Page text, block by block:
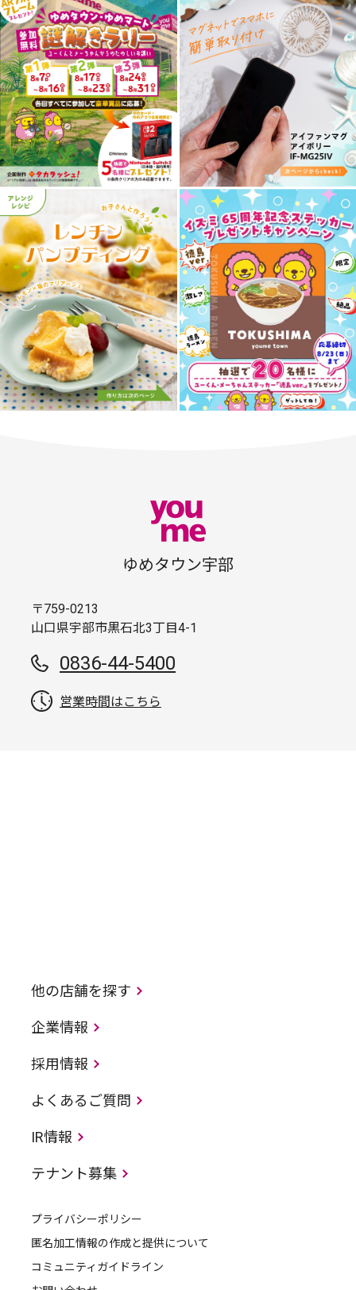
ゆめタウン宇部
〒759-0213
山口県宇部市黒石北3丁目4-1
0836-44-5400
営業時間はこちら
他の店舗を探す
企業情報
採用情報
よくあるご質問
IR情報
テナント募集
プライバシーポリシー
匿名加工情報の作成と提供について
コミュニティガイドライン